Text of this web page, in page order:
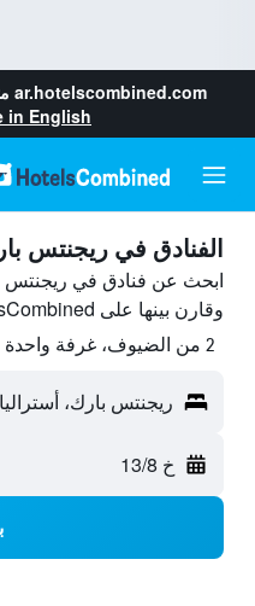
ar.hotelscombined.com
in English
الفنادق في ريجنتس
ابحث عن فنادق في ريجنتس
وقارن بينها على HotelsCombined ووفّر.
2 من الضيوف، غرفة واحدة
ريجنتس بارك، أستراليا
خ 13/8